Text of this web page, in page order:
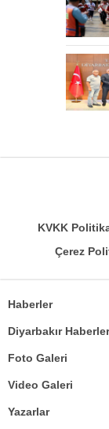
KVKK
Çerez
Haberler
Diyarbakır
Foto Galeri
Video Galeri
Yazarlar